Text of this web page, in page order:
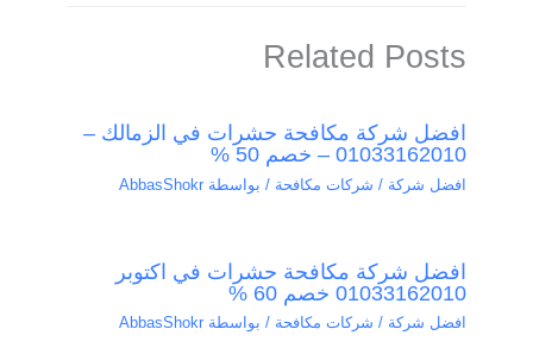
Related Posts
افضل شركة مكافحة حشرات في الزمالك –
01033162010 – خصم 50 %
افضل شركة / شركات مكافحة / بواسطة AbbasShokr
افضل شركة مكافحة حشرات في اكتوبر
01033162010 خصم 60 %
افضل شركة / شركات مكافحة / بواسطة AbbasShokr